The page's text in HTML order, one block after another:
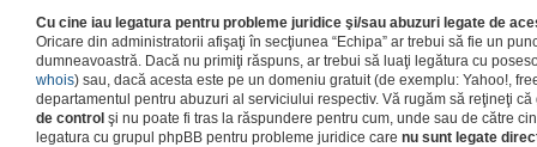
Cu cine iau legatura pentru probleme juridice şi/sau abuzuri legate de
Oricare din administratorii afişaţi în secţiunea “Echipa” ar trebui să fie un
dumneavoastră. Dacă nu primiţi răspuns, ar trebui să luaţi legătura cu
whois) sau, dacă acesta este pe un domeniu gratuit (de exemplu: Yahoo!,
departamentul pentru abuzuri al serviciului respectiv. Vă rugăm să reţineţi
de control şi nu poate fi tras la răspundere pentru cum, unde sau de către
legatura cu grupul phpBB pentru probleme juridice care nu sunt legate